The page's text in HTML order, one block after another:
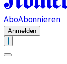
AboAbonnieren
Anmelden